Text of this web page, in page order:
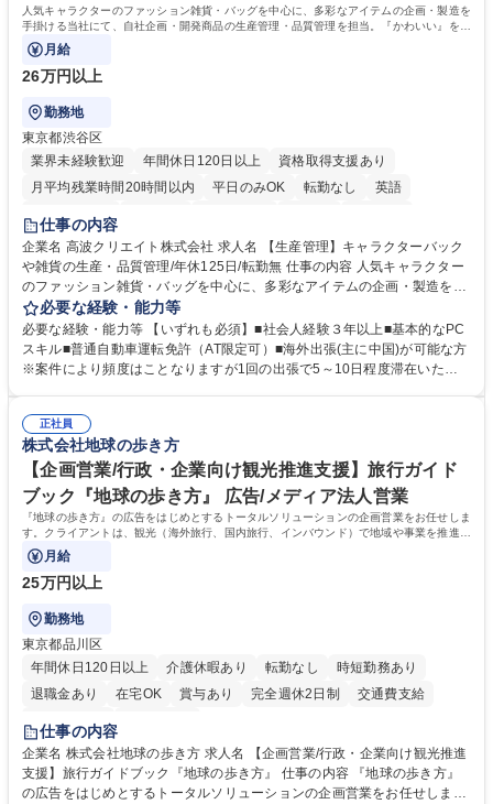
人気キャラクターのファッション雑貨・バッグを中心に、多彩なアイテムの企画・製造を
手掛ける当社にて、自社企画・開発商品の生産管理・品質管理を担当。『かわいい』を届
けるやりがいのあるポジションです。
月給
26万円以上
勤務地
東京都渋谷区
業界未経験歓迎
年間休日120日以上
資格取得支援あり
月平均残業時間20時間以内
平日のみOK 転勤なし
英語
住宅手当あり
完全週休2日制
交通費支給 駅近5分以内 中国語 土日祝休み
仕事の内容
企業名 高波クリエイト株式会社 求人名 【生産管理】キャラクターバック
や雑貨の生産・品質管理/年休125日/転勤無 仕事の内容 人気キャラクター
のファッション雑貨・バッグを中心に、多彩なアイテムの企画・製造を手
掛ける当社にて、自社企画・開発商品の生産管理・品質管理を担当。『か
わいい』を届けるやりがいのあるポジションです。 有名ブランドやキャラ
クターライセンスを活用した商品の企画・開発・販売を行っています。企
画段階から納品まで、商品の製造に関わる全てのプロセスにおいて、生産
元様とのやり取り、輸入関連の書類の管理、国内倉庫での品質チェック、
工場開拓などがございます。 募集職種 【生産管理】キャラクターバック
や雑貨の生産・品質管理/年休125日/転勤無
必要な経験・能力等
必要な経験・能力等 【いずれも必須】■社会人経験３年以上■基本的なPC
スキル■普通自動車運転免許（AT限定可）■海外出張(主に中国)が可能な方
※案件により頻度はことなりますが1回の出張で5～10日程度滞在いただ
め、『コツコツと実直に取り組める方』 ・工場やライセンス元を含む社内
外関係者と友好なコミュニケーションが取れる方 ※折衝は営業担当がメイ
ンで行います。 学歴・資格 学歴：大学院 大学 高専 短大 専修学校 高校 語
学力： 資格：
正社員
株式会社地球の歩き方
【企画営業/行政・企業向け観光推進支援】旅行ガイド
ブック『地球の歩き方』 広告/メディア法人営業
『地球の歩き方』の広告をはじめとするトータルソリューションの企画営業をお任せしま
す。クライアントは、観光（海外旅行、国内旅行、インバウンド）で地域や事業を推進し
たい国内外の行政や企業です。
月給
25万円以上
勤務地
東京都品川区
年間休日120日以上
介護休暇あり 転勤なし
時短勤務あり
退職金あり
在宅OK 賞与あり 完全週休2日制
交通費支給
駅近5分以内
仕事の内容
企業名 株式会社地球の歩き方 求人名 【企画営業/行政・企業向け観光推進
支援】旅行ガイドブック『地球の歩き方』 仕事の内容 『地球の歩き方』
の広告をはじめとするトータルソリューションの企画営業をお任せしま